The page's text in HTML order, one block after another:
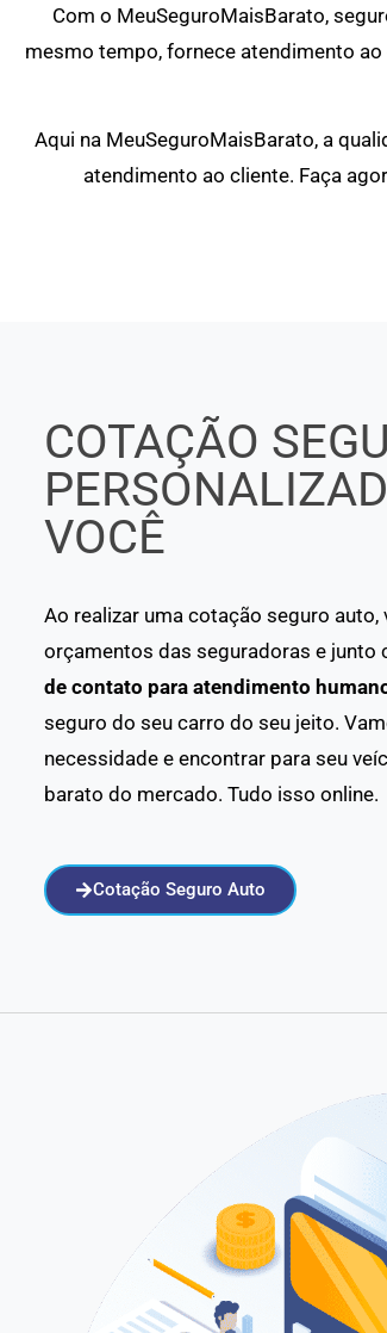
Com o MeuSeguroMaisBarato,
mesmo tempo, fornece atendimento
Aqui na MeuSeguroMaisBarato, a
atendimento ao cliente. Faça
COTAÇÃO
VOCÊ
Ao realizar uma cotação seguro auto,
orçamentos das seguradoras e junto
de contato para atendimento
seguro do seu carro do seu jeito.
necessidade e encontrar para seu
barato do mercado. Tudo isso online.
Cotação Seguro Auto